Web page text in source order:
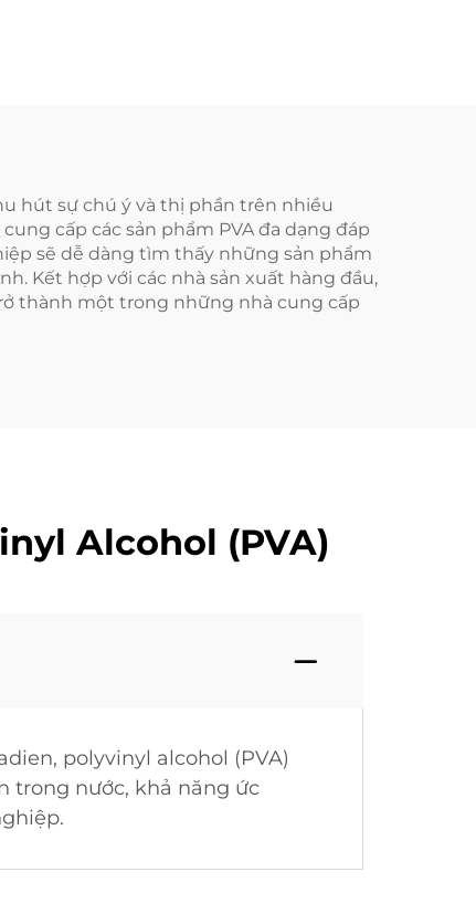
hút sự chú ý và thị phần trên nhiều
cấp các sản phẩm PVA đa dạng đáp
sẽ dễ dàng tìm thấy những sản phẩm
Kết hợp với các nhà sản xuất hàng đầu,
thành một trong những nhà cung cấp
Alcohol (PVA)
polyvinyl alcohol (PVA)
trong nước, khả năng ức